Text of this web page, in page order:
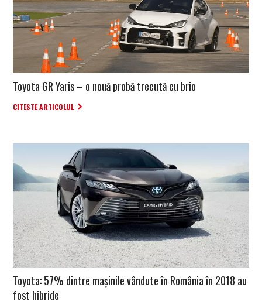
Toyota GR Yaris – o nouă probă trecută cu brio
CITESTE ARTICOLUL
Toyota: 57% dintre mașinile vândute în România în 2018 au
fost hibride